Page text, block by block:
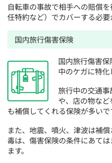
自転車の事故で相手への賠償
任特約など）でカバーする必要
国内旅行傷害保険
国内旅行傷害
中のケガに特化
旅行中の交通
や、店の物な
も補償してくれる保険が多いで
また、地震、噴火、津波は補
毒は、傷害保険の条件にあて
ます。